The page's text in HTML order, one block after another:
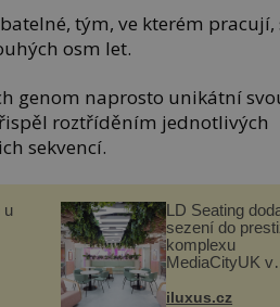
tým, ve kterém pracují,
osm let.
genom naprosto unikátní
roztříděním jednotlivých
sekvencí.
u
LD Seating
sezení do
komplexu
MediaCityUK v
iluxus.cz